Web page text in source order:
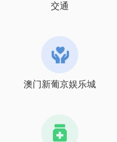
交通
澳门新葡京娱乐城